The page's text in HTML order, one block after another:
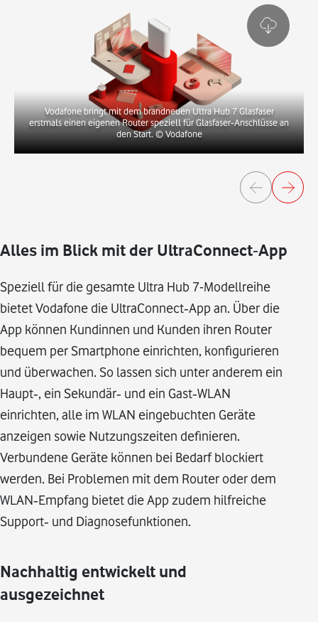
Vodafone bringt mit dem brandneuen Ultra Hub 7 Glasfaser
erstmals einen eigenen Router speziell für Glasfaser‑Anschlüsse an
den Start. © Vodafone
Alles im Blick mit der UltraConnect‑App
Speziell für die gesamte Ultra Hub 7-Modellreihe
bietet Vodafone die UltraConnect‑App an. Über die
App können Kundinnen und Kunden ihren Router
bequem per Smartphone einrichten, konfigurieren
und überwachen. So lassen sich unter anderem ein
Haupt‑, ein Sekundär‑ und ein Gast‑WLAN
einrichten, alle im WLAN eingebuchten Geräte
anzeigen sowie Nutzungszeiten definieren.
Verbundene Geräte können bei Bedarf blockiert
werden. Bei Problemen mit dem Router oder dem
WLAN‑Empfang bietet die App zudem hilfreiche
Support‑ und Diagnosefunktionen.
Nachhaltig entwickelt und
ausgezeichnet